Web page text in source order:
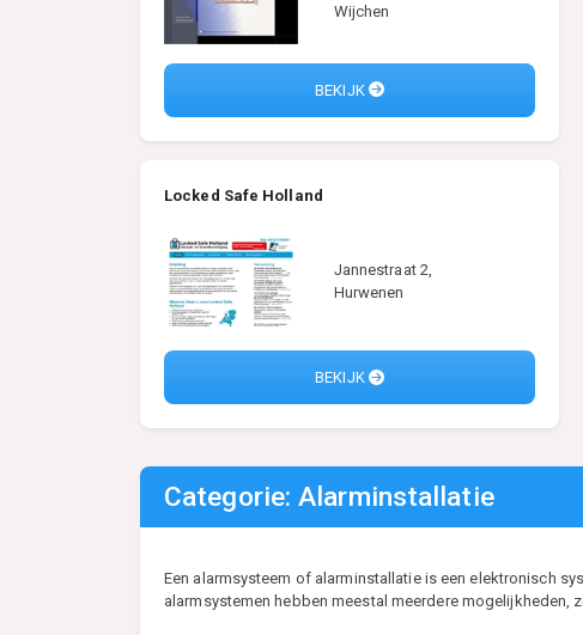
Wijchen
BEKIJK
Locked Safe Holland
Jannestraat 2,
Hurwenen
BEKIJK
Categorie: Alarminstallatie
Een alarmsysteem of alarminstallatie is een elektronisch
alarmsystemen hebben meestal meerdere mogelijkheden,